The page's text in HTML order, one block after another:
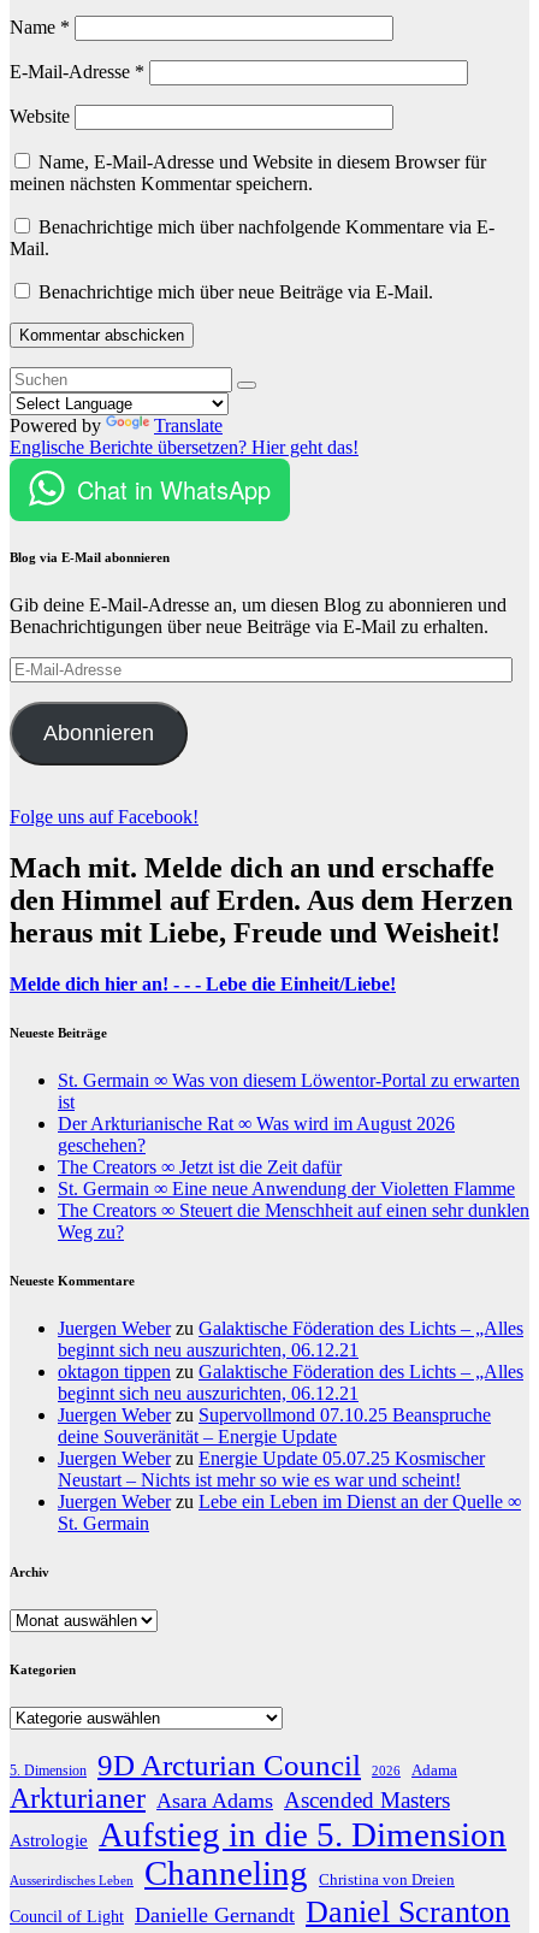
Name *
E-Mail-Adresse *
Website
Name, E-Mail-Adresse und Website in diesem Browser für
meinen nächsten Kommentar speichern.
Benachrichtige mich über nachfolgende Kommentare via E-
Mail.
Benachrichtige mich über neue Beiträge via E-Mail.
Powered by
Translate
Englische Berichte übersetzen? Hier geht das!
Chat in WhatsApp
Blog via E-Mail abonnieren
Gib deine E-Mail-Adresse an, um diesen Blog zu abonnieren und
Benachrichtigungen über neue Beiträge via E-Mail zu erhalten.
E-
Mail-
Adresse
Abonnieren
Folge uns auf Facebook!
Mach mit. Melde dich an und erschaffe
den Himmel auf Erden. Aus dem Herzen
heraus mit Liebe, Freude und Weisheit!
Melde dich hier an! - - - Lebe die Einheit/Liebe!
Neueste Beiträge
St. Germain ∞ Was von diesem Löwentor-Portal zu erwarten
ist
Der Arkturianische Rat ∞ Was wird im August 2026
geschehen?
The Creators ∞ Jetzt ist die Zeit dafür
St. Germain ∞ Eine neue Anwendung der Violetten Flamme
The Creators ∞ Steuert die Menschheit auf einen sehr dunklen
Weg zu?
Neueste Kommentare
Juergen Weberzu Galaktische Föderation des Lichts – „Alles
beginnt sich neu auszurichten, 06.12.21
oktagon tippen zu Galaktische Föderation des Lichts – „Alles
beginnt sich neu auszurichten, 06.12.21
Juergen Weberzu Supervollmond 07.10.25 Beanspruche
deine Souveränität – Energie Update
Juergen Weberzu Energie Update 05.07.25 Kosmischer
Neustart – Nichts ist mehr so wie es war und scheint!
Juergen Weberzu Lebe ein Leben im Dienst an der Quelle ∞
St. Germain
Archiv
Archiv
Kategorien
Kategorien
5. Dimension 9D Arcturian Council 2026 Adama
Arkturianer Asara Adams Ascended Masters
Astrologie Aufstieg in die 5. Dimension
Ausserirdisches Leben Channeling Christina von Dreien
Council of Light Danielle Gernandt Daniel Scranton